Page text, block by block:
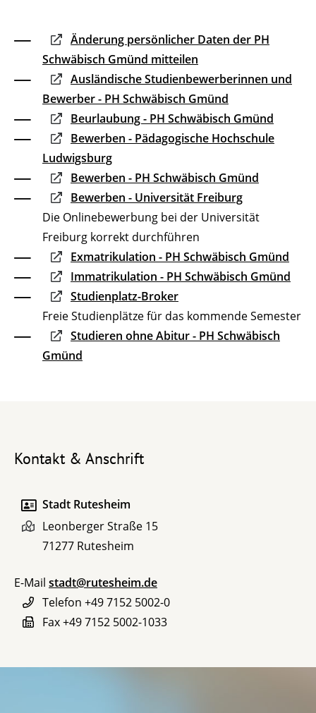
Änderung persönlicher Daten der PH
Schwäbisch Gmünd mitteilen
Ausländische Studienbewerberinnen und
Bewerber - PH Schwäbisch Gmünd
Beurlaubung - PH Schwäbisch Gmünd
Bewerben - Pädagogische Hochschule
Ludwigsburg
Bewerben - PH Schwäbisch Gmünd
Bewerben - Universität Freiburg
Die Onlinebewerbung bei der Universität
Freiburg korrekt durchführen
Exmatrikulation - PH Schwäbisch Gmünd
Immatrikulation - PH Schwäbisch Gmünd
Studienplatz-Broker
Freie Studienplätze für das kommende Semester
Studieren ohne Abitur - PH Schwäbisch
Gmünd
Kontakt & Anschrift
Stadt Rutesheim
Leonberger Straße 15
71277 Rutesheim
E-Mail stadt@rutesheim.de
Telefon +49 7152 5002-0
Fax+49 7152 5002-1033